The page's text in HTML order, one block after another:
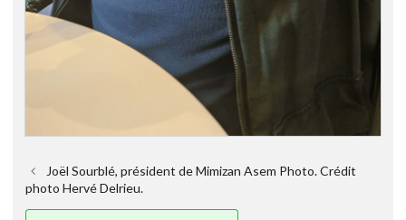
Joël Sourblé, président de Mimizan Asem Photo. Crédit
photo Hervé Delrieu.